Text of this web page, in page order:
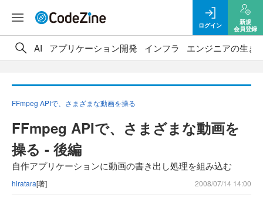
ログイン
新規
会員登録
AI アプリケーション開発 インフラ エンジニアの生き
FFmpeg APIで、さまざまな動画を操る
FFmpeg APIで、さまざまな動画を
操る - 後編
自作アプリケーションに動画の書き出し処理を組み込む
hiratara[著] 2008/07/14 14:00